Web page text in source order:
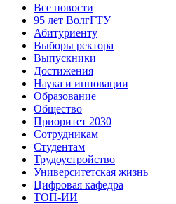
Все новости
95 лет ВолгГТУ
Абитуриенту
Выборы ректора
Выпускники
Достижения
Наука и инновации
Образование
Общество
Приоритет 2030
Сотрудникам
Студентам
Трудоустройство
Университетская жизнь
Цифровая кафедра
ТОП-ИИ